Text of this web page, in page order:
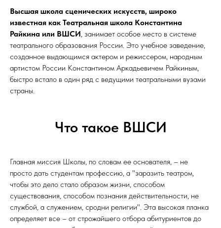
Высшая школа сценических искусств, широко
известная как Театральная школа Константина
Райкина или ВШСИ, занимает особое место в системе
театрального образования России. Это учебное заведение,
созданное выдающимся актером и режиссером, народным
артистом России Константином Аркадьевичем Райкиным,
быстро встало в один ряд с ведущими театральными вузами
страны.
Что такое ВШСИ
Главная миссия Школы, по словам ее основателя, – не
просто дать студентам профессию, а "заразить театром,
чтобы это дело стало образом жизни, способом
существования, способом познания действительности, не
службой, а служением, сродни религии". Эта высокая планка
определяет все – от строжайшего отбора абитуриентов до